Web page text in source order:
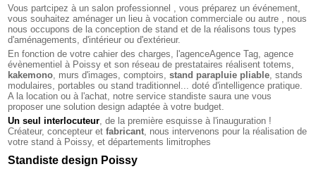
Vous partcipez à un salon professionnel , vous préparez un événement,
vous souhaitez aménager un lieu à vocation commerciale ou autre , nous
nous occupons de la conception de stand et de la réalisons tous types
d'aménagements, d'intérieur ou d'extérieur.
En fonction de votre cahier des charges, l'agenceAgence Tag, agence
évènementiel à Poissy et son réseau de prestataires réalisent totems,
kakemono , murs d'images, comptoirs,stand parapluie pliable , stands
modulaires, portables ou stand traditionnel... doté d'intelligence pratique.
A la location ou à l'achat, notre service standiste saura une vous
proposer une solution design adaptée à votre budget.
Un seul interlocuteur , de la première esquisse à l'inauguration !
Créateur, concepteur etfabricant , nous intervenons pour la réalisation de
votre stand à Poissy, et départements limitrophes
Standiste design Poissy